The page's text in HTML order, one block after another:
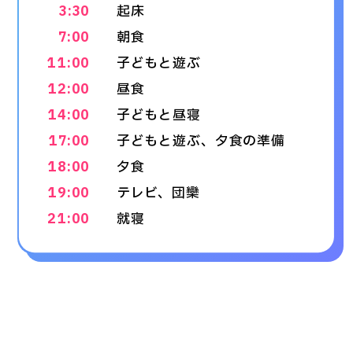
3:30
起床
7:00
朝食
11:00
子どもと遊ぶ
12:00
昼食
14:00
子どもと昼寝
17:00
子どもと遊ぶ、夕食の準備
18:00
夕食
19:00
テレビ、団欒
21:00
就寝